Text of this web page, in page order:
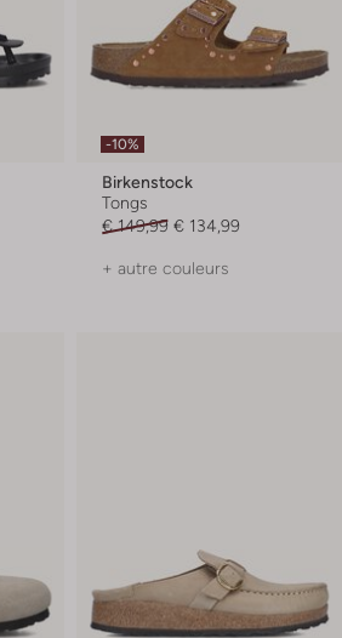
-10%
Birkenstock
Tongs
€ 149,99 € 134,99
+ autre couleurs